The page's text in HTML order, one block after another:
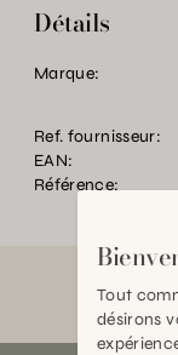
Détails
Marque:
Ref. fournisseur:
EAN:
Référence:
Tout
désirons